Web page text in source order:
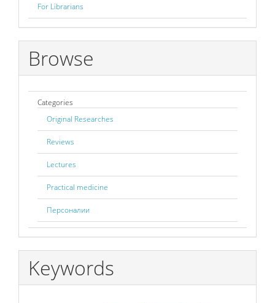
For Librarians
Browse
Categories
Original Researches
Reviews
Lectures
Practical medicine
Персоналии
Keywords